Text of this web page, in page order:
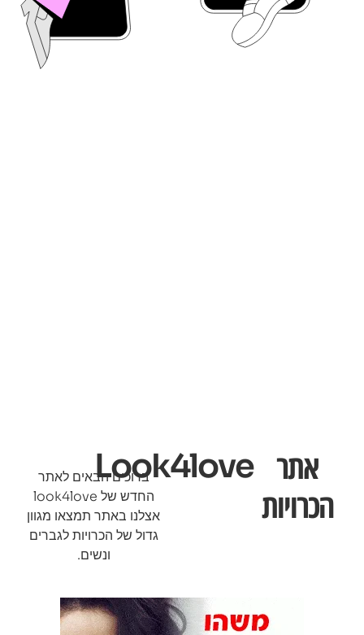
אתר
הכרויות
Look4loveברוכים הבאים לאתר
החדש של look4love
אצלנו באתר תמצאו מגוון
גדול של הכרויות לגברים
ונשים.